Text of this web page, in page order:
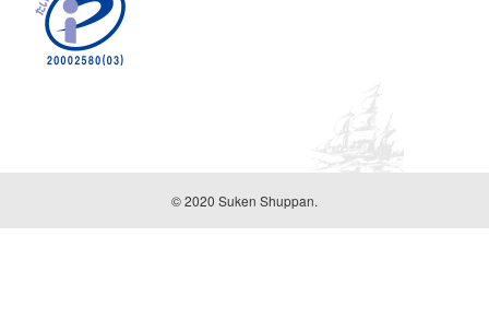
© 2020 Suken Shuppan.